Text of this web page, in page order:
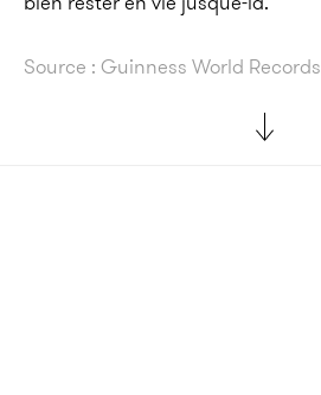
Source : Guinness World Records